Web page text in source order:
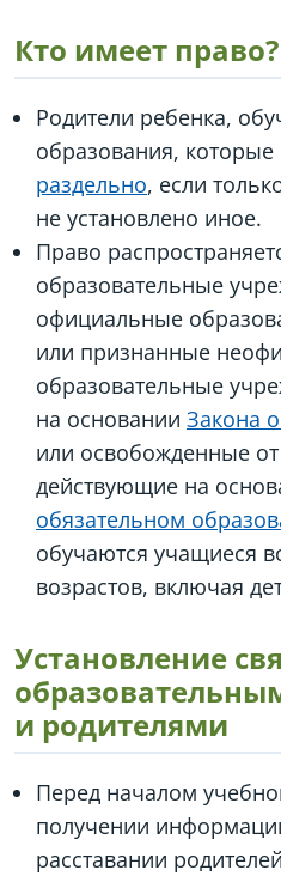
Кто имеет право?
Родители ребенка,
образования, которые
раздельно, если
не установлено иное.
Право
образовательные
официальные
или признанные
образовательные
на основании Закона
или освобожденные
действующие на
обязательном
обучаются учащиеся
возрастов, включая
Установление
и родителями
Перед началом
получении
расставании